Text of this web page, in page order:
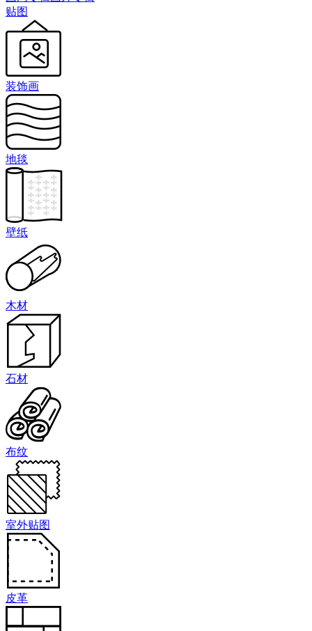
贴图
装饰画
地毯
壁纸
木材
石材
布纹
室外贴图
皮革